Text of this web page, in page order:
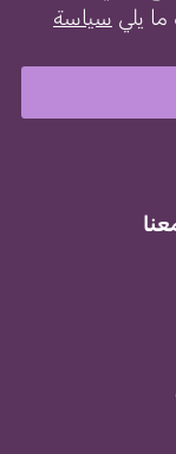
سياسة